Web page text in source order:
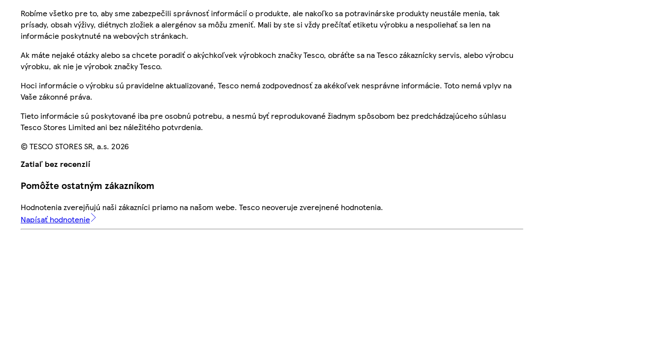
Robíme všetko pre to, aby sme zabezpečili správnosť informácií o produkte, ale nakoľko sa potravinárske produkty neustále menia, tak
prísady, obsah výživy, diétnych zložiek a alergénov sa môžu zmeniť. Mali by ste si vždy prečítať etiketu výrobku a nespoliehať sa len na
informácie poskytnuté na webových stránkach.
Ak máte nejaké otázky alebo sa chcete poradiť o akýchkoľvek výrobkoch značky Tesco, obráťte sa na Tesco zákaznícky servis, alebo výrobcu
výrobku, ak nie je výrobok značky Tesco.
Hoci informácie o výrobku sú pravidelne aktualizované, Tesco nemá zodpovednosť za akékoľvek nesprávne informácie. Toto nemá vplyv na
Vaše zákonné práva.
Tieto informácie sú poskytované iba pre osobnú potrebu, a nesmú byť reprodukované žiadnym spôsobom bez predchádzajúceho súhlasu
Tesco Stores Limited ani bez náležitého potvrdenia.
© TESCO STORES SR, a.s. 2026
Zatiaľ bez recenzií
Pomôžte ostatným zákazníkom
Hodnotenia zverejňujú naši zákazníci priamo na našom webe. Tesco neoveruje zverejnené hodnotenia.
Napísať hodnotenie